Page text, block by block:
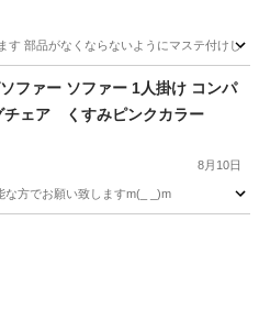
す 部品がなくならないようにマステ付けし
家具ファー ソファー 1人掛け コンパ
チェア くすみピンクカラー
8月10日
な方でお願い致しますm(_ _)m